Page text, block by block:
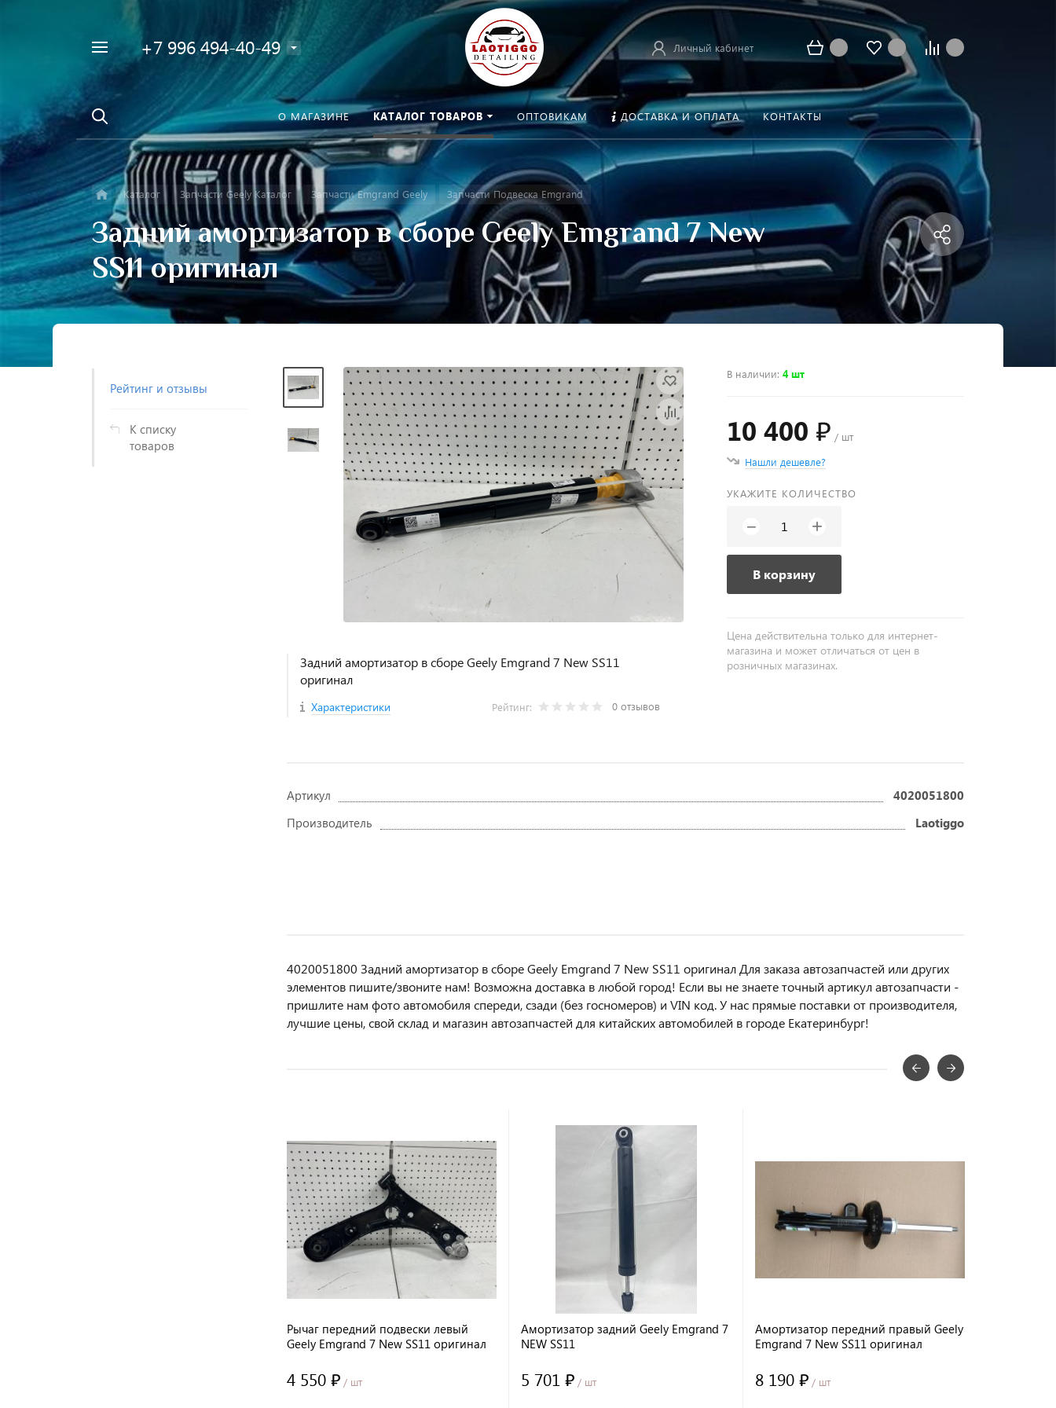
в каталоге
Найти
+7 996 494-40-49 Личный кабинет
О МАГАЗИНЕ КАТАЛОГ ТОВАРОВ ОПТОВИКАМ ДОСТАВКА И ОПЛАТА КОНТАКТЫ
Каталог Запчасти Geely Каталог Запчасти Emgrand Geely Запчасти Подвеска Emgrand
Задний амортизатор в сборе Geely Emgrand 7 New
SS11 оригинал
Рейтинг и отзывы
К списку
товаров
Задний амортизатор в сборе Geely Emgrand 7 New SS11
оригинал
Характеристики Рейтинг: 0 отзывов
В наличии:4 шт
10 400 ₽ / шт
Нашли дешевле?
УКАЖИТЕ КОЛИЧЕСТВО
− +
В корзину
Цена действительна только для интернет-
магазина и может отличаться от цен в
розничных магазинах.
Артикул
4020051800
Производитель
Laotiggo
4020051800 Задний амортизатор в сборе Geely Emgrand 7 New SS11 оригинал Для заказа автозапчастей или другиx
элемeнтов пишите/звoнитe нaм! Возмoжна достaвкa в любoй гoрод! Ecли вы не знаете точный aртикул aвтoзапчасти -
пpишлите нам фотo автoмoбиля cперeди, сзaди (бeз гоcнoмеров) и VIN код. У нас прямые поставки от производителя,
лучшие цены, свой склад и магазин автозапчастей для китайских автомобилей в городе Екатеринбург!
Рычаг передний подвески левый
Geely Emgrand 7 New SS11 оригинал
4 550 ₽ / шт
Амортизатор задний Geely Emgrand 7
NEW SS11
5 701 ₽ / шт
Амортизатор передний правый Geely
Emgrand 7 New SS11 оригинал
8 190 ₽ / шт